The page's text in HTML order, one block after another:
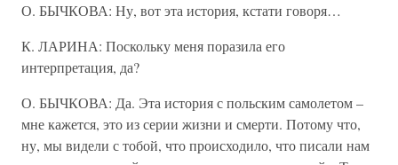
О. БЫЧКОВА: Ну, вот эта история, кстати говоря…
К. ЛАРИНА: Поскольку меня поразила его
интерпретация, да?
О. БЫЧКОВА: Да. Эта история с польским самолетом –
мне кажется, это из серии жизни и смерти. Потому что,
ну, мы видели с тобой, что происходило, что писали нам